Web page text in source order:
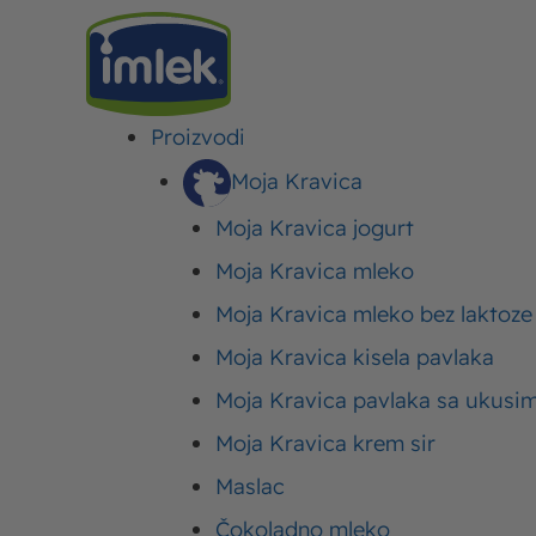
Proizvodi
Moja Kravica
Moja Kravica jogurt
Moja Kravica mleko
Moja Kravica mleko bez laktoze
Moja Kravica kisela pavlaka
Moja Kravica pavlaka sa
Moja Kravica krem sir
Maslac
Čokoladno mleko
BRZI I LAKI RECEPTI > PILEĆI UMAK
Pileći umak
22. mart 2024. Ažurirano: 22. mart 2024. Autor: